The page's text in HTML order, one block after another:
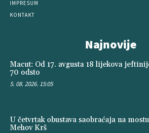
IMPRESUM
KONTAKT
Najnovije
Macut: Od 17. avgusta 18 lijekova
70 odsto
5. 08. 2026. 15:05
U četvrtak obustava saobraćaja na mostu
Mehov Krš